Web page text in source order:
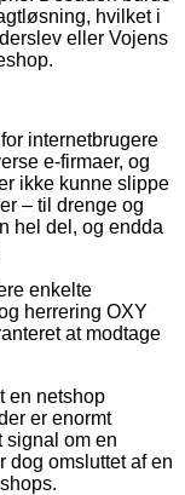
hvilket i
eller Vojens
internetbrugere
e-firmaer, og
ikke kunne slippe
– til drenge og
hel del, og endda
enkelte
herrering OXY
at modtage
en netshop
er enormt
signal om en
dog omsluttet af en